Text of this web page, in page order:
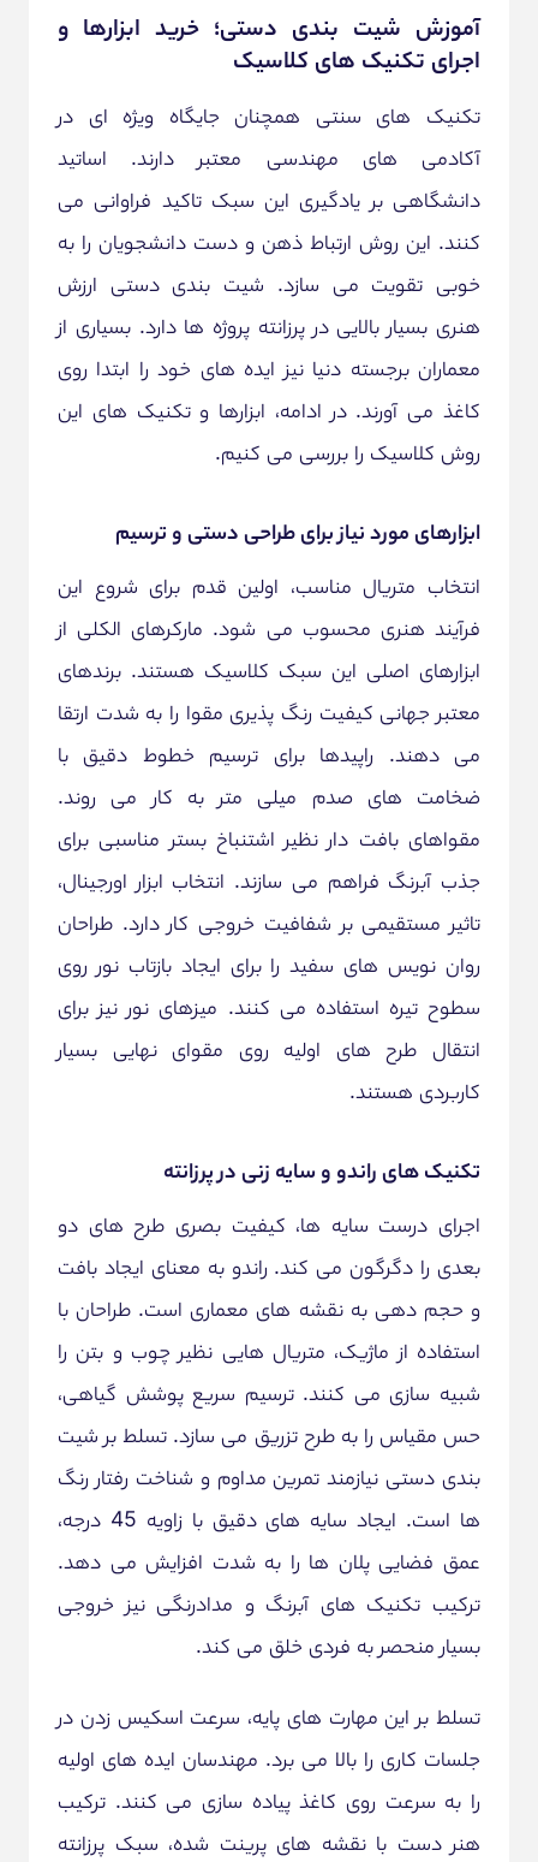
آموزش شیت بندی دستی؛ خرید ابزارها و
اجرای تکنیک های کلاسیک
تکنیک های سنتی همچنان جایگاه ویژه ای در
آکادمی های مهندسی معتبر دارند. اساتید
دانشگاهی بر یادگیری این سبک تاکید فراوانی می
کنند. این روش ارتباط ذهن و دست دانشجویان را به
خوبی تقویت می سازد. شیت بندی دستی ارزش
هنری بسیار بالایی در پرزانته پروژه ها دارد. بسیاری از
معماران برجسته دنیا نیز ایده های خود را ابتدا روی
کاغذ می آورند. در ادامه، ابزارها و تکنیک های این
روش کلاسیک را بررسی می کنیم.
ابزارهای مورد نیاز برای طراحی دستی و ترسیم
انتخاب متریال مناسب، اولین قدم برای شروع این
فرآیند هنری محسوب می شود. مارکرهای الکلی از
ابزارهای اصلی این سبک کلاسیک هستند. برندهای
معتبر جهانی کیفیت رنگ پذیری مقوا را به شدت ارتقا
می دهند. راپیدها برای ترسیم خطوط دقیق با
ضخامت های صدم میلی متر به کار می روند.
مقواهای بافت دار نظیر اشتنباخ بستر مناسبی برای
جذب آبرنگ فراهم می سازند. انتخاب ابزار اورجینال،
تاثیر مستقیمی بر شفافیت خروجی کار دارد. طراحان
روان نویس های سفید را برای ایجاد بازتاب نور روی
سطوح تیره استفاده می کنند. میزهای نور نیز برای
انتقال طرح های اولیه روی مقوای نهایی بسیار
کاربردی هستند.
تکنیک های راندو و سایه زنی در پرزانته
اجرای درست سایه ها، کیفیت بصری طرح های دو
بعدی را دگرگون می کند. راندو به معنای ایجاد بافت
و حجم دهی به نقشه های معماری است. طراحان با
استفاده از ماژیک، متریال هایی نظیر چوب و بتن را
شبیه سازی می کنند. ترسیم سریع پوشش گیاهی،
حس مقیاس را به طرح تزریق می سازد. تسلط بر شیت
بندی دستی نیازمند تمرین مداوم و شناخت رفتار رنگ
ها است. ایجاد سایه های دقیق با زاویه 45 درجه،
عمق فضایی پلان ها را به شدت افزایش می دهد.
ترکیب تکنیک های آبرنگ و مدادرنگی نیز خروجی
بسیار منحصر به فردی خلق می کند.
تسلط بر این مهارت های پایه، سرعت اسکیس زدن در
جلسات کاری را بالا می برد. مهندسان ایده های اولیه
را به سرعت روی کاغذ پیاده سازی می کنند. ترکیب
هنر دست با نقشه های پرینت شده، سبک پرزانته